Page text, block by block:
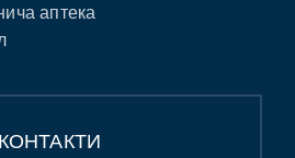
аптека
КОНТАКТИ